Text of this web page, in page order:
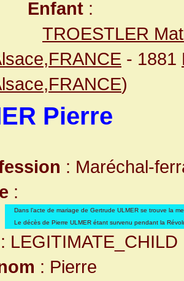
Enfant :
TROESTLER
- 1881
)
Pierre
: Maréchal-
:
Dans l’acte de mariage de Gertrude ULMER se trouve la
Le décès de Pierre ULMER étant survenu pendant la
: LEGITIMATE_CHILD
: Pierre